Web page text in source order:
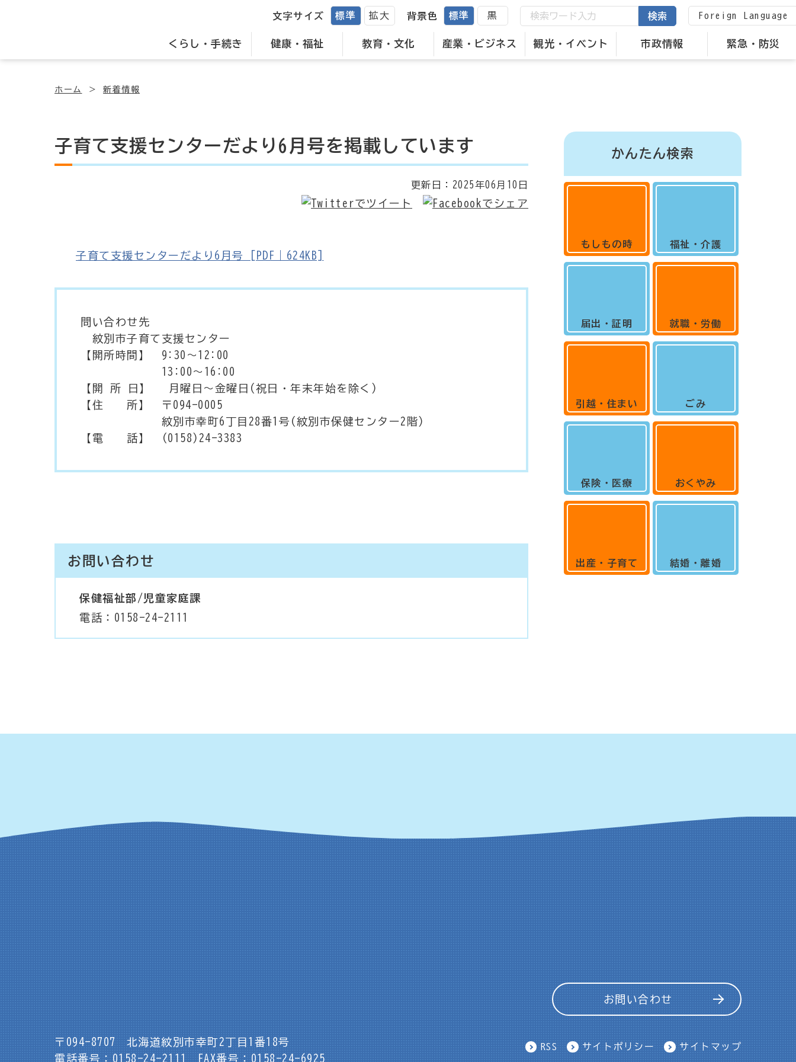
くらし・手続き 健康・福祉 教育・文化 産業・ビジネス 観光・イベント 市政情報 緊急・防災
文字サイズ 標準 拡大 背景色 標準 黒 検索 Foreign Language
ホーム 新着情報
子育て支援センターだより6月号を掲載しています
更新日： 2025年06月10日
子育て支援センターだより6月号 [PDF｜624KB]
問い合わせ先
紋別市子育て支援センター
【開所時間】 9:30～12:00
13:00～16:00
【開 所 日】 月曜日～金曜日(祝日・年末年始を除く)
【住 所】 〒094-0005
紋別市幸町6丁目28番1号(紋別市保健センター2階)
【電 話】 (0158)24-3383
お問い合わせ
保健福祉部/児童家庭課
電話：0158-24-2111
かんたん検索
もしもの時
届出・証明
引越・住まい
保険・医療
出産・子育て
福祉・介護
就職・労働
ごみ
おくやみ
結婚・離婚
〒094-8707
北海道紋別市幸町2丁目1番18号
電話番号：0158-24-2111
FAX番号：0158-24-6925
お問い合わせ
RSS サイトポリシー サイトマップ